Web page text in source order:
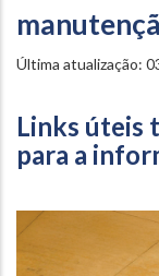
Última atualização:
Links úteis
para a